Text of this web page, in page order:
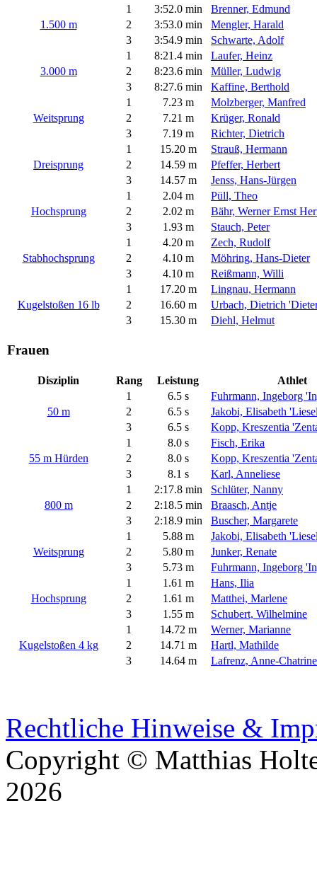
1.500 m
1 3:52.0 min
Brenner, Edmund
2
3:53.0 min
Mengler, Harald
3
3:54.9 min Schwarte, Adolf
3.000 m
1 8:21.4 min
Laufer, Heinz
2
8:23.6 min
Müller, Ludwig
3
8:27.6 min Kaffine, Berthold
Weitsprung
1 7.23 m
Molzberger, Manfred
2
7.21 m
Krüger, Ronald
3
7.19 m Richter, Dietrich
Dreisprung
1 15.20 m
Strauß, Hermann
2
14.59 m
Pfeffer, Herbert
3
14.57 m Jenss, Hans-Jürgen
Hochsprung
1 2.04 m
Püll, Theo
2
2.02 m
Bähr, Werner Ernst
3
1.93 m Stauch, Peter
Stabhochsprung
1 4.20 m
Zech, Rudolf
2
4.10 m
Möhring, Hans-Dieter
3
4.10 m Reißmann, Willi
Kugelstoßen 16 lb
1 17.20 m
Lingnau, Hermann
2
16.60 m
Urbach, Dietrich
3
15.30 m Diehl, Helmut
Frauen
Disziplin Rang Leistung Athlet
50 m
1 6.5 s
Fuhrmann, Ingeborg
2
6.5 s
Jakobi, Elisabeth
3
6.5 s Kopp, Kreszentia
55 m Hürden
1 8.0 s
Fisch, Erika
2
8.0 s
Kopp, Kreszentia
3
8.1 s Karl, Anneliese
800 m
1 2:17.8 min
Schlüter, Nanny
2
2:18.5 min
Braasch, Antje
3
2:18.9 min Buscher, Margarete
Weitsprung
1 5.88 m
Jakobi, Elisabeth
2
5.80 m
Junker, Renate
3
5.73 m Fuhrmann, Ingeborg
Hochsprung
1 1.61 m
Hans, Ilia
2
1.61 m
Matthei, Marlene
3
1.55 m Schubert, Wilhelmine
Kugelstoßen 4 kg
1 14.72 m
Werner, Marianne
2
14.71 m
Hartl, Mathilde
3
14.64 m Lafrenz, Anne-Chatrine
Rechtliche Hinweise &
Copyright © Matthias
2026